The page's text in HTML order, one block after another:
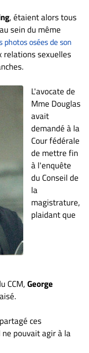
, étaient alors tous
sein du même
photos osées de son
relations sexuelles
L'avocate de
Mme Douglas
avait
demandé à la
Cour fédérale
de mettre fin
à l'enquête
du Conseil de
la
magistrature,
plaidant que
CCM,George
ces
pouvait agir à la